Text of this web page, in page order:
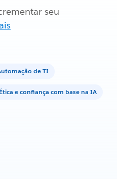
seu
de TI
Ética e confiança com base na IA